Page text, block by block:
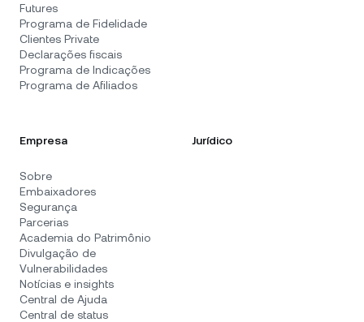
Futures
Programa de Fidelidade
Clientes Private
Declarações fiscais
Programa de Indicações
Programa de Afiliados
Empresa
Sobre
Embaixadores
Segurança
Parcerias
Academia do Patrimônio
Divulgação de
Vulnerabilidades
Notícias e insights
Central de Ajuda
Central de status
Jurídico